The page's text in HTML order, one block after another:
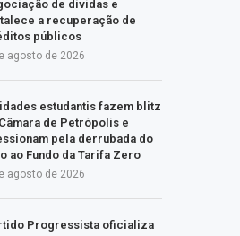
de dívidas e
a recuperação de
públicos
agosto de 2026
estudantis fazem blitz
de Petrópolis e
pela derrubada do
ao Fundo da Tarifa Zero
agosto de 2026
Progressista oficializa